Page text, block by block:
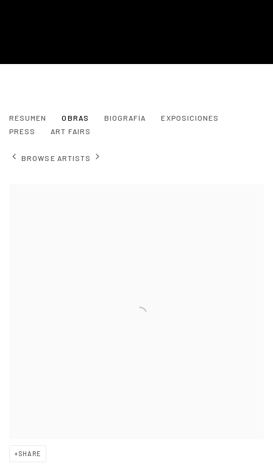
NANON MORSINK NETHERLANDS,1964
RESUMEN OBRAS BIOGRAFÍA
EXPOSICIONES
PRESS
ART FAIRS
BROWSE ARTISTS
SHARE